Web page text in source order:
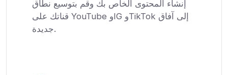
إنشاء المحتوى الخاص بك وقم بتوسيع نطاق
قناتك على YouTube وIG وTikTok إلى آفاق
جديدة.